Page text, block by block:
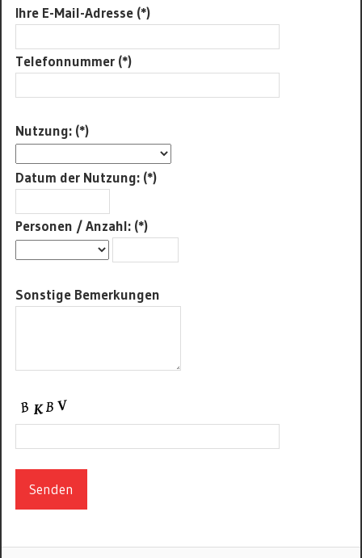
Ihre E-Mail-Adresse (*)
Telefonnummer (*)
Nutzung: (*)
Datum der Nutzung: (*)
Personen / Anzahl: (*)
Sonstige Bemerkungen